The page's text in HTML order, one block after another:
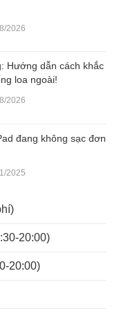
2026
Hướng dẫn cách khắc
loa ngoài!
2026
đang không sạc đơn
2025
20:00)
20:00)